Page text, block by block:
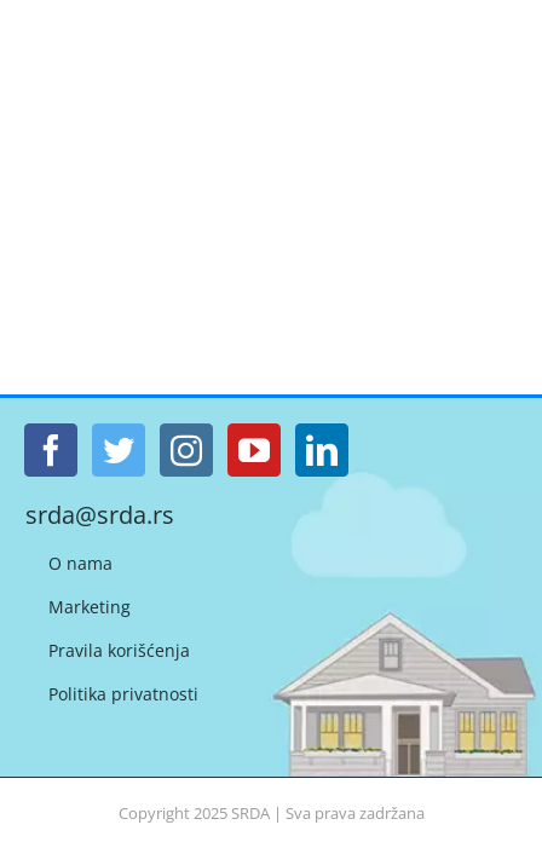
srda@srda.rs
O nama
Marketing
Pravila korišćenja
Politika privatnosti
Copyright 2025 SRDA| Sva prava zadržana